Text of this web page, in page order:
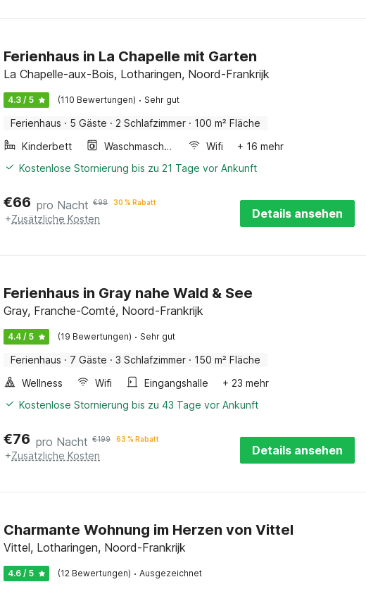
Ferienhaus in La Chapelle mit Garten
La Chapelle-aux-Bois, Lotharingen, Noord-Frankrijk
4.3 / 5 (110 Bewertungen) · Sehr gut
Ferienhaus · 5 Gäste · 2 Schlafzimmer · 100 m² Fläche
Kinderbett
Waschmaschine Wifi
+ 16 mehr
Kostenlose Stornierung bis zu 21 Tage vor Ankunft
€66 pro Nacht €98 30 % Rabatt
+Zusätzliche Kosten Details ansehen
Ferienhaus in Gray nahe Wald & See
Gray, Franche-Comté, Noord-Frankrijk
4.4 / 5 (19 Bewertungen) · Sehr gut
Ferienhaus · 7 Gäste · 3 Schlafzimmer · 150 m² Fläche
Wellness
Wifi Eingangshalle
+ 23 mehr
Kostenlose Stornierung bis zu 43 Tage vor Ankunft
€76 pro Nacht €199 63 % Rabatt
+Zusätzliche Kosten Details ansehen
Charmante Wohnung im Herzen von Vittel
Vittel, Lotharingen, Noord-Frankrijk
4.6 / 5 (12 Bewertungen) · Ausgezeichnet